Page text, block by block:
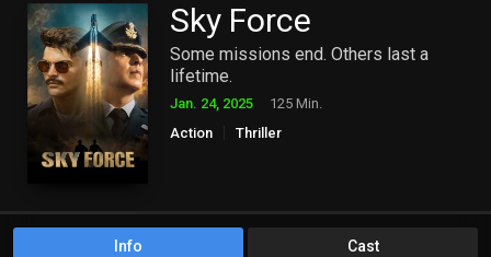
Sky Force
Some missions end. Others last a
lifetime.
Jan. 24, 2025
125 Min.
Action
Thriller
Info Cast